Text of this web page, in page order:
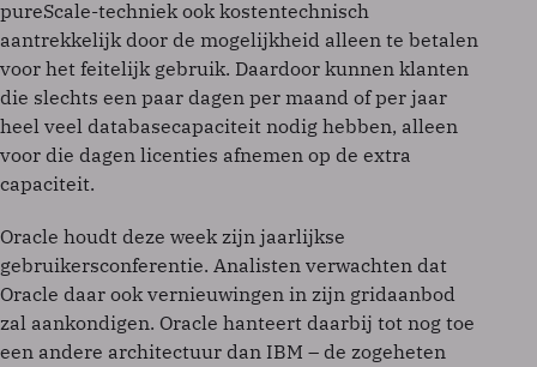
pureScale-techniek ook kostentechnisch
aantrekkelijk door de mogelijkheid alleen te betalen
voor het feitelijk gebruik. Daardoor kunnen klanten
die slechts een paar dagen per maand of per jaar
heel veel databasecapaciteit nodig hebben, alleen
voor die dagen licenties afnemen op de extra
capaciteit.
Oracle houdt deze week zijn jaarlijkse
gebruikersconferentie. Analisten verwachten dat
Oracle daar ook vernieuwingen in zijn gridaanbod
zal aankondigen. Oracle hanteert daarbij tot nog toe
een andere architectuur dan IBM – de zogeheten